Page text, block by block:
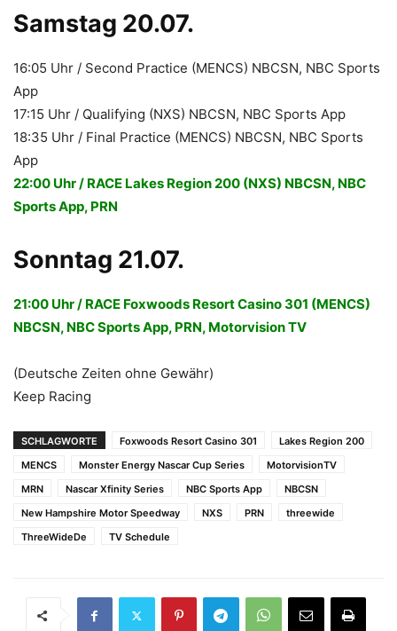
Samstag 20.07.
16:05 Uhr / Second Practice (MENCS) NBCSN, NBC Sports
App
17:15 Uhr / Qualifying (NXS) NBCSN, NBC Sports App
18:35 Uhr / Final Practice (MENCS) NBCSN, NBC Sports
App
22:00 Uhr / RACE Lakes Region 200 (NXS) NBCSN, NBC
Sports App, PRN
Sonntag 21.07.
21:00 Uhr / RACE Foxwoods Resort Casino 301 (MENCS)
NBCSN, NBC Sports App, PRN, Motorvision TV
(Deutsche Zeiten ohne Gewähr)
Keep Racing
SCHLAGWORTE Foxwoods Resort Casino 301
Lakes Region 200
MENCS
Monster Energy Nascar Cup Series
MotorvisionTV
MRN
Nascar Xfinity Series NBC Sports App
NBCSN
New Hampshire Motor Speedway
NXS PRN
threewide
ThreeWideDe
TV Schedule